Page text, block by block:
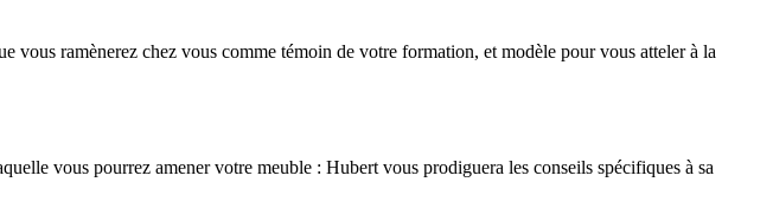
ramènerez chez vous comme témoin de votre formation, et modèle pour vous atteler à la
vous pourrez amener votre meuble : Hubert vous prodiguera les conseils spécifiques à sa